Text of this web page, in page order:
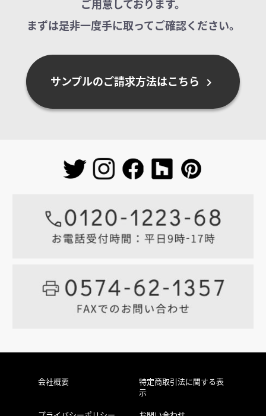
ご用意しております。
まずは是非一度手に取ってご確認ください。
サンプルのご請求方法はこちら chevron_right
会社概要
特定商取引法に関する表
示